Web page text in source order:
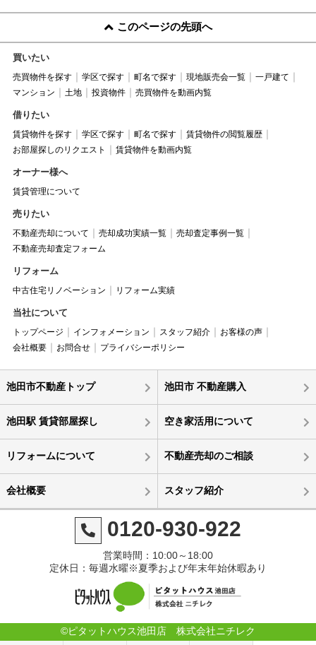
このページの先頭へ
買いたい
売買物件を探す 学区で探す 町名で探す 現地販売会一覧
一戸建て
マンション
土地 投資物件 売買物件を動画内覧
借りたい
賃貸物件を探す 学区で探す 町名で探す
賃貸物件の閲覧履歴
お部屋探しのリクエスト
賃貸物件を動画内覧
オーナー様へ
賃貸管理について
売りたい
不動産売却について 売却成功実績一覧
売却査定事例一覧
不動産売却査定フォーム
リフォーム
中古住宅リノベーション リフォーム実績
当社について
トップページ インフォメーション スタッフ紹介
お客様の声
会社概要
お問合せ プライバシーポリシー
池田市不動産トップ 池田市 不動産購入
池田駅 賃貸部屋探し 空き家活用について
リフォームについて 不動産売却のご相談
会社概要 スタッフ紹介
0120-930-922
営業時間：10:00～18:00
定休日：毎週水曜※夏季および年末年始休暇あり
©ピタットハウス池田店 株式会社ニチレク